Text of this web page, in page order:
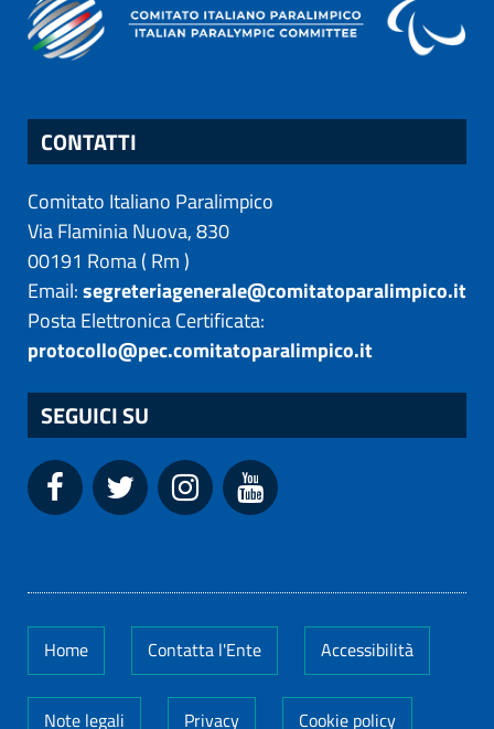
CONTATTI
Comitato Italiano Paralimpico
Via Flaminia Nuova, 830
00191 Roma( Rm)
Email:segreteriagenerale@comitatoparalimpico.it
Posta Elettronica Certificata:
protocollo@pec.comitatoparalimpico.it
SEGUICI SU
Home Contatta l'Ente Accessibilità
Note legali Privacy Cookie policy